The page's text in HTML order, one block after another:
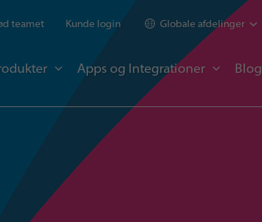
teamet Kunde login Globale afdelinger
Apps og Integrationer Blog